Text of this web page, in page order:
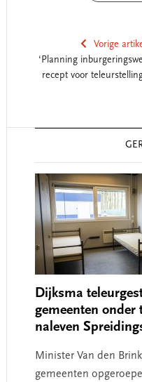
Vorige
‘Planning
recept voor
Dijksma
gemeenten onder
naleven
Minister Van den
gemeenten